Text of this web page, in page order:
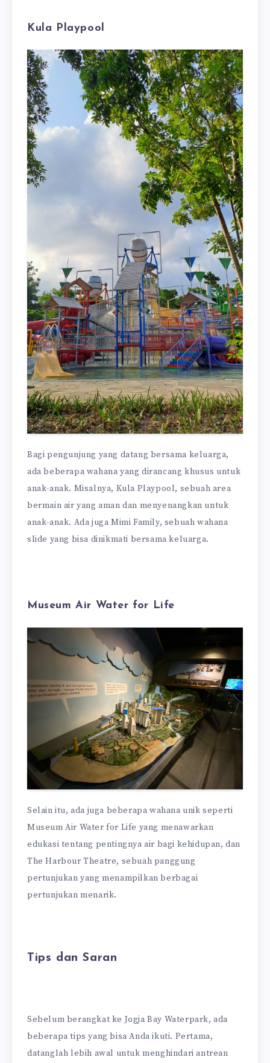
Kula Playpool
Bagi pengunjung yang datang bersama keluarga,
ada beberapa wahana yang dirancang khusus untuk
anak-anak. Misalnya, Kula Playpool, sebuah area
bermain air yang aman dan menyenangkan untuk
anak-anak. Ada juga Mimi Family, sebuah wahana
slide yang bisa dinikmati bersama keluarga.
Museum Air Water for Life
Selain itu, ada juga beberapa wahana unik seperti
Museum Air Water for Life yang menawarkan
edukasi tentang pentingnya air bagi kehidupan, dan
The Harbour Theatre, sebuah panggung
pertunjukan yang menampilkan berbagai
pertunjukan menarik.
Tips dan Saran
Sebelum berangkat ke Jogja Bay Waterpark, ada
beberapa tips yang bisa Anda ikuti. Pertama,
datanglah lebih awal untuk menghindari antrean